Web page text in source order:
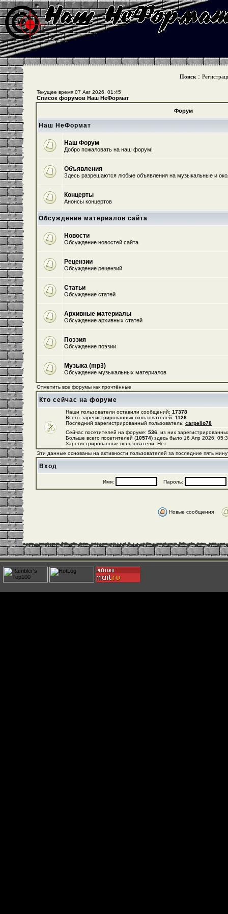
Поиск :
Текущее время 07 Авг 2026, 01:45
Список форумов Наш НеФормат
Форум
Наш НеФормат
Наш Форум
Добро пожаловать на наш форум!
Объявления
Здесь разрешаются любые объявления на музыкальные и
Концерты
Анонсы концертов
Обсуждение материалов сайта
Новости
Обсуждение новостей сайта
Рецензии
Обсуждение рецензий
Статьи
Обсуждение статей
Архивные материалы
Обсуждение архивных статей
Поэзия
Обсуждение поэзии
Музыка (mp3)
Обсуждение музыкальных материалов
Отметить все форумы как прочтённые
Кто сейчас на форуме
Наши пользователи оставили сообщений: 17378
Всего зарегистрированных пользователей: 1126
Последний зарегистрированный пользователь: carpello78
Сейчас посетителей на форуме: 536 , из них
Больше всего посетителей (10574) здесь было 16 Апр 2026,
Зарегистрированные пользователи: Нет
Эти данные основаны на активности пользователей за последние пять
Вход
Имя: Пароль:
Новые сообщения